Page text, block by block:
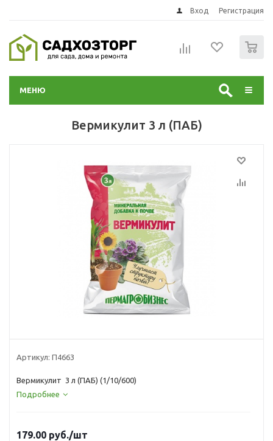
Вход Регистрация
МЕНЮ
Вермикулит 3 л (ПАБ)
Артикул: П4663
Вермикулит 3 л (ПАБ) (1/10/600)
Подробнее
179.00 руб./шт